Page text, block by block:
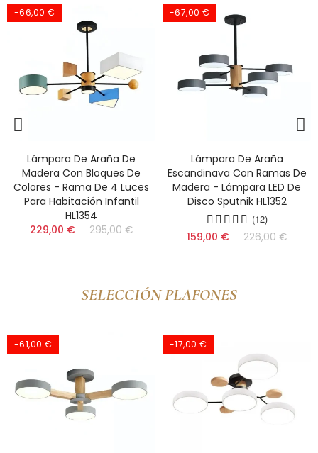
-67,00 €
Lámpara De Araña
Escandinava Con Ramas De
Madera - Lámpara LED De
Disco Sputnik HL1352
(12)
159,00 € 226,00 €
Lámpara Colgante Nórdica
Moderna Y Sencilla Con
Forma De Macarrón De 3
Luces HL683
(16)
144,00 €
SELECCIÓN PLAFONES
-17,00 € -51,00 €